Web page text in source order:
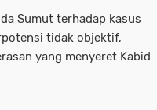
Sumut terhadap kasus
tidak objektif,
yang menyeret Kabid